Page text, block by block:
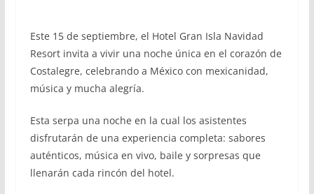
Este 15 de septiembre, el Hotel Gran Isla Navidad
Resort invita a vivir una noche única en el corazón de
Costalegre, celebrando a México con mexicanidad,
música y mucha alegría.
Esta serpa una noche en la cual los asistentes
disfrutarán de una experiencia completa: sabores
auténticos, música en vivo, baile y sorpresas que
llenarán cada rincón del hotel.